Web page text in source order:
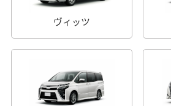
ヴィッツ